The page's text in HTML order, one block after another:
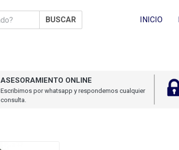
BUSCAR INICIO
ASESORAMIENTO ONLINE
Escribimos por whatsapp y respondemos cualquier
consulta.